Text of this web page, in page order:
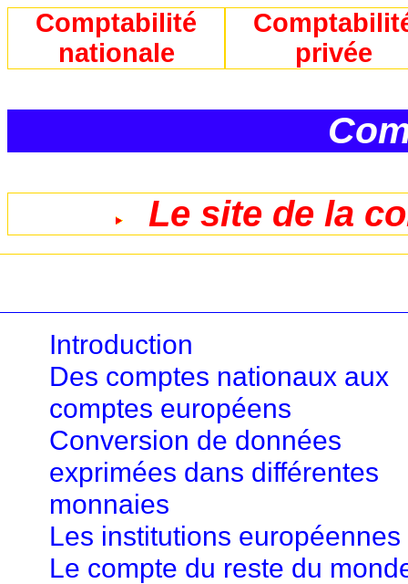
Comptabilité
nationale
privée
Le site de la
Introduction
Des comptes nationaux aux
comptes européens
Conversion de données
exprimées dans différentes
monnaies
Les institutions européennes
Le compte du reste du